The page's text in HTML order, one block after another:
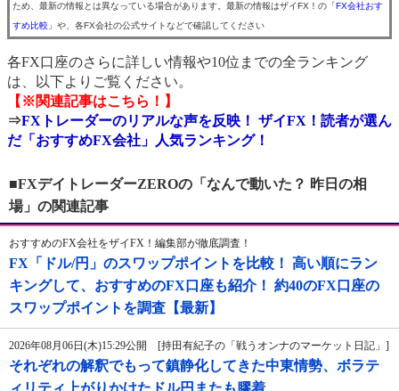
ため、最新の情報とは異なっている場合があります。最新の情報はザイFX！の 「FX会社おす
すめ比較」 や、各FX会社の公式サイトなどで確認してください
各FX口座のさらに詳しい情報や10位までの全ランキング
は、以下よりご覧ください。
【※関連記事はこちら！】
⇒FXトレーダーのリアルな声を反映！ ザイFX！読者が選ん
だ「おすすめFX会社」人気ランキング！
■FXデイトレーダーZEROの「なんで動いた？ 昨日の相
場」の関連記事
おすすめのFX会社をザイFX！編集部が徹底調査！
FX「ドル/円」のスワップポイントを比較！ 高い順にラン
キングして、おすすめのFX口座も紹介！ 約40のFX口座の
スワップポイントを調査【最新】
2026年08月06日(木)15:29公開 [持田有紀子の「戦うオンナのマーケット日記」]
それぞれの解釈でもって鎮静化してきた中東情勢、ボラテ
ィリティ上がりかけたドル円またも膠着